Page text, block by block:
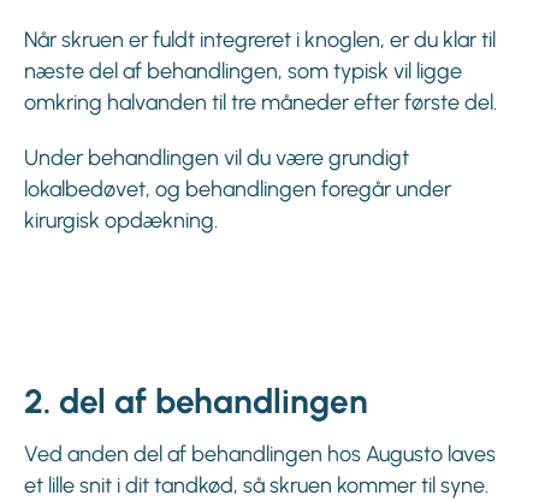
Når skruen er fuldt integreret i knoglen, er du klar til
næste del af behandlingen, som typisk vil ligge
omkring halvanden til tre måneder efter første del.
Under behandlingen vil du være grundigt
lokalbedøvet, og behandlingen foregår under
kirurgisk opdækning.
2. del af behandlingen
Ved anden del af behandlingen hos Augusto laves
et lille snit i dit tandkød, så skruen kommer til syne.